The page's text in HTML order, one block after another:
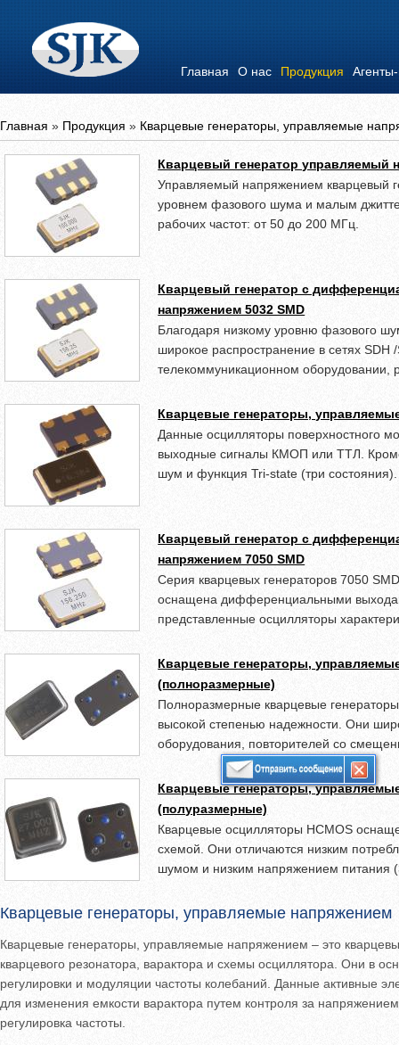
Главная О нас Продукция
Главная » Продукция » Кварцевые генераторы, управляемые
Кварцевый генератор управляемый
Управляемый напряжением кварцевый
уровнем фазового шума и малым
рабочих частот: от 50 до 200 МГц.
Кварцевый генератор с
напряжением 5032 SMD
Благодаря низкому уровню фазового
широкое распространение в сетях SDH
телекоммуникационном оборудовании,
Кварцевые генераторы,
Данные осцилляторы поверхностного
выходные сигналы КМОП или ТТЛ.
шум и функция Tri-state (три состояния).
Кварцевый генератор с
напряжением 7050 SMD
Серия кварцевых генераторов 7050
оснащена дифференциальными
представленные осцилляторы
джиттером.
Кварцевые генераторы,
(полноразмерные)
Полноразмерные кварцевые
высокой степенью надежности. Они
оборудования, повторителей со
Кварцевые генераторы,
(полуразмерные)
Кварцевые осцилляторы HCMOS
схемой. Они отличаются низким
шумом и низким напряжением питания
аппаратуры, электронных весов и
Кварцевые генераторы, управляемые напряжением
Кварцевые генераторы, управляемые напряжением – это
кварцевого резонатора, варактора и схемы осциллятора. Они в
регулировки и модуляции частоты колебаний. Данные активные
для изменения емкости варактора путем контроля за
регулировка частоты.